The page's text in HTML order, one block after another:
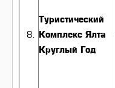
Туристический
Комплекс Ялта
Круглый Год